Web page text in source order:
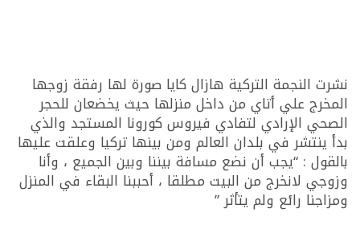
نشرت النجمة التركية هازال كايا صورة لها رفقة زوجها
المخرج علي أتاي من داخل منزلها حيث يخضعان للحجر
الصحي الإرادي لتفادي فيروس كورونا المستجد والذي
بدأ ينتشر في بلدان العالم ومن بينها تركيا وعلقت عليها
بالقول : “يجب أن نضع مسافة بيننا وبين الجميع ، وأنا
وزوجي لانخرج من البيت مطلقا ، أحببنا البقاء في المنزل
ومزاجنا رائع ولم يتأثر ”